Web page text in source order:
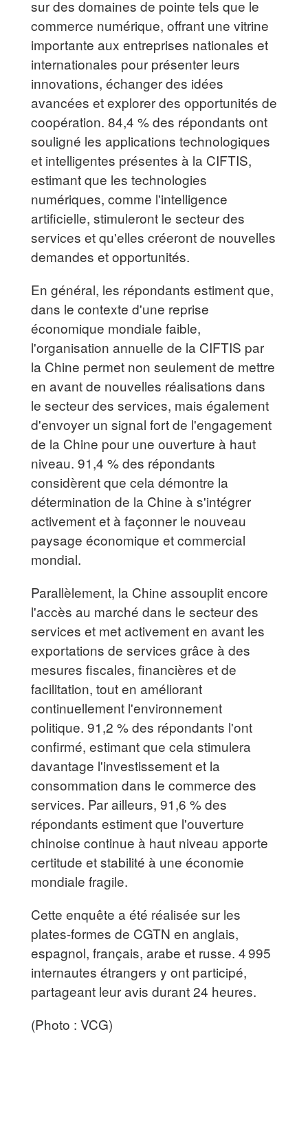
sur des domaines de pointe tels que le
commerce numérique, offrant une vitrine
importante aux entreprises nationales et
internationales pour présenter leurs
innovations, échanger des idées
avancées et explorer des opportunités de
coopération. 84,4 % des répondants ont
souligné les applications technologiques
et intelligentes présentes à la CIFTIS,
estimant que les technologies
numériques, comme l'intelligence
artificielle, stimuleront le secteur des
services et qu'elles créeront de nouvelles
demandes et opportunités.
En général, les répondants estiment que,
dans le contexte d'une reprise
économique mondiale faible,
l'organisation annuelle de la CIFTIS par
la Chine permet non seulement de mettre
en avant de nouvelles réalisations dans
le secteur des services, mais également
d'envoyer un signal fort de l'engagement
de la Chine pour une ouverture à haut
niveau. 91,4 % des répondants
considèrent que cela démontre la
détermination de la Chine à s'intégrer
activement et à façonner le nouveau
paysage économique et commercial
mondial.
Parallèlement, la Chine assouplit encore
l'accès au marché dans le secteur des
services et met activement en avant les
exportations de services grâce à des
mesures fiscales, financières et de
facilitation, tout en améliorant
continuellement l'environnement
politique. 91,2 % des répondants l'ont
confirmé, estimant que cela stimulera
davantage l'investissement et la
consommation dans le commerce des
services. Par ailleurs, 91,6 % des
répondants estiment que l'ouverture
chinoise continue à haut niveau apporte
certitude et stabilité à une économie
mondiale fragile.
Cette enquête a été réalisée sur les
plates-formes de CGTN en anglais,
espagnol, français, arabe et russe. 4 995
internautes étrangers y ont participé,
partageant leur avis durant 24 heures.
(Photo : VCG)